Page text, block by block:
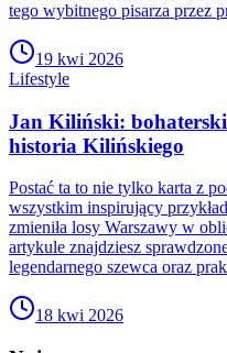
tego wybitnego pisarza przez
19 kwi 2026
Lifestyle
Jan Kiliński:
historia Kilińskiego
Postać ta to nie tylko karta z
wszystkim inspirujący
zmieniła losy Warszawy w
artykule znajdziesz
legendarnego szewca oraz
18 kwi 2026